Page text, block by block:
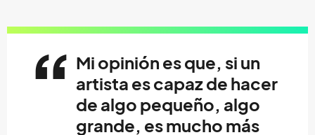
Mi opinión es que, si un
artista es capaz de hacer
de algo pequeño, algo
grande, es mucho más